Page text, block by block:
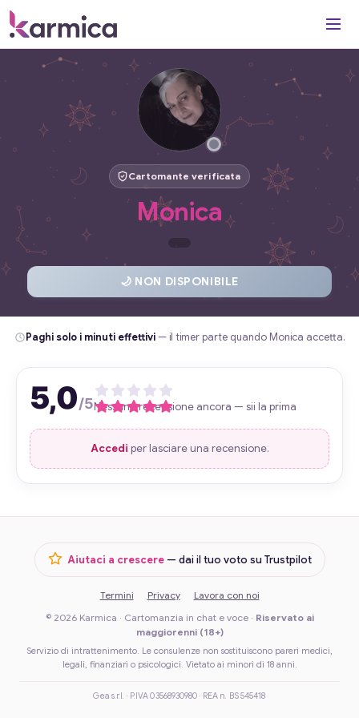
Cartomante verificata
Monica
🌙 NON DISPONIBILE
Paghi solo i minuti effettivi— il timer parte quando Monica accetta.
5,0/5Nessuna recensione ancora — sii la prima
Accedi per lasciare una recensione.
Aiutaci a crescere— dai il tuo voto su Trustpilot
Termini Privacy
Lavora con noi
© 2026 Karmica · Cartomanzia in chat e voce · Riservato ai
maggiorenni (18+)
Servizio di intrattenimento. Le consulenze non sostituiscono pareri medici,
legali, finanziari o psicologici. Vietato ai minori di 18 anni.
Gea s.r.l. · P.IVA 03568930980 · REA n. BS 545418